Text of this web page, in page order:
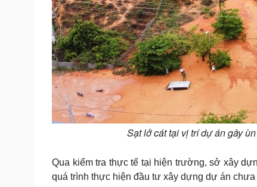
Sạt lở cát tại vị trí dự án gây
Qua kiểm tra thực tế tại hiện trường, sở xây
quá trình thực hiện đầu tư xây dựng dự án